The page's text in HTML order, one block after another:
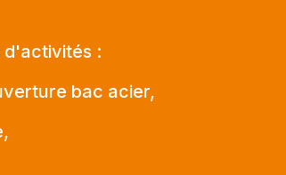
d'activités :
bac acier,